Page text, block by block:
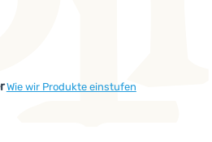
Wie wir Produkte einstufen